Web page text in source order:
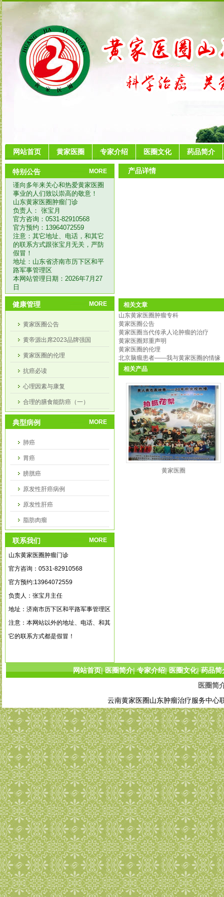
网站首页 黄家医圈 专家介绍 医圈文化 药品简介
MORE
特别公告
谨向多年来关心和热爱黄家医圈
事业的人们致以崇高的敬意！
山东黄家医圈肿瘤门诊
负责人： 张宝月
官方咨询：0531-82910568
官方预约：13964072559
注意：其它地址、电话，和其它
的联系方式跟张宝月无关，严防
假冒！
地址：山东省济南市历下区和平
路军事管理区
本网站管理日期：2026年7月27
日
MORE
健康管理
黄家医圈公告
黄帝源出席2023品牌强国
黄家医圈的伦理
抗癌必读
心理因素与康复
合理的膳食能防癌（一）
合理膳食能防癌（二）
MORE
典型病例
肺癌
胃癌
膀胱癌
原发性肝癌病例
原发性肝癌
脂肪肉瘤
乳腺癌病例
MORE
联系我们
山东黄家医圈肿瘤门诊
官方咨询：0531-82910568
官方预约:13964072559
负责人：张宝月主任
地址：济南市历下区和平路军事管理区
注意：本网站以外的地址、电话、和其
它的联系方式都是假冒！
产品详情
相关文章
山东黄家医圈肿瘤专科
黄家医圈公告
黄家医圈当代传承人论肿瘤的治疗
黄家医圈郑重声明
黄家医圈的伦理
北京脑瘤患者——我与黄家医圈的情缘
相关产品
黄家医圈
网站首页|医圈简介|专家介绍|医圈文化|药品简
医圈简
云南黄家医圈山东肿瘤治疗服务中